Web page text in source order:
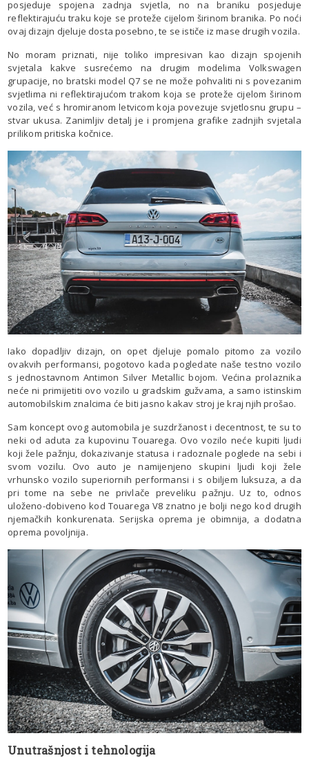
posjeduje spojena zadnja svjetla, no na braniku posjeduje
reflektirajuću traku koje se proteže cijelom širinom branika. Po noći
ovaj dizajn djeluje dosta posebno, te se ističe iz mase drugih vozila.
No moram priznati, nije toliko impresivan kao dizajn spojenih
svjetala kakve susrećemo na drugim modelima Volkswagen
grupacije, no bratski model Q7 se ne može pohvaliti ni s povezanim
svjetlima ni reflektirajućom trakom koja se proteže cijelom širinom
vozila, već s hromiranom letvicom koja povezuje svjetlosnu grupu –
stvar ukusa. Zanimljiv detalj je i promjena grafike zadnjih svjetala
prilikom pritiska kočnice.
Iako dopadljiv dizajn, on opet djeluje pomalo pitomo za vozilo
ovakvih performansi, pogotovo kada pogledate naše testno vozilo
s jednostavnom Antimon Silver Metallic bojom. Većina prolaznika
neće ni primijetiti ovo vozilo u gradskim gužvama, a samo istinskim
automobilskim znalcima će biti jasno kakav stroj je kraj njih prošao.
Sam koncept ovog automobila je suzdržanost i decentnost, te su to
neki od aduta za kupovinu Touarega. Ovo vozilo neće kupiti ljudi
koji žele pažnju, dokazivanje statusa i radoznale poglede na sebi i
svom vozilu. Ovo auto je namijenjeno skupini ljudi koji žele
vrhunsko vozilo superiornih performansi i s obiljem luksuza, a da
pri tome na sebe ne privlače preveliku pažnju. Uz to, odnos
uloženo-dobiveno kod Touarega V8 znatno je bolji nego kod drugih
njemačkih konkurenata. Serijska oprema je obimnija, a dodatna
oprema povoljnija.
Unutrašnjost i tehnologija